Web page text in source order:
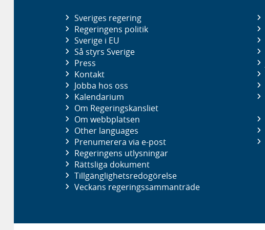
Sveriges regering
Regeringens politik
Sverige i EU
Så styrs Sverige
Press
Kontakt
Jobba hos oss
Kalendarium
Om Regeringskansliet
Om webbplatsen
Other languages
Prenumerera via e-post
Regeringens utlysningar
Rättsliga dokument
Tillgänglighetsredogörelse
Veckans regeringssammanträde